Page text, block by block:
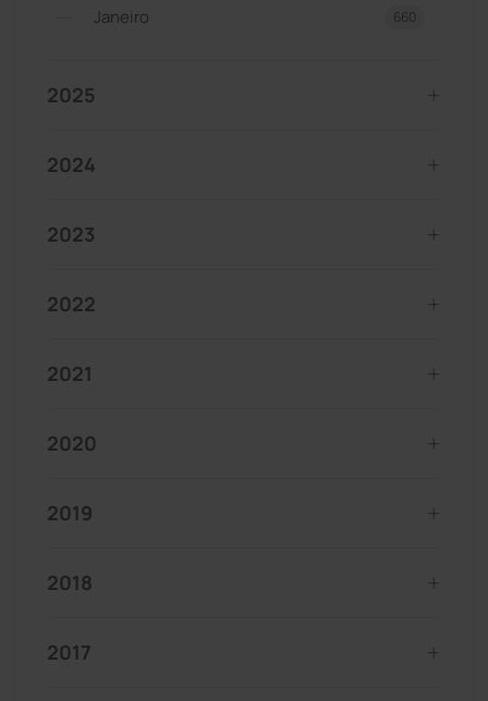
Janeiro 660
2025
2024
2023
2022
2021
2020
2019
2018
2017